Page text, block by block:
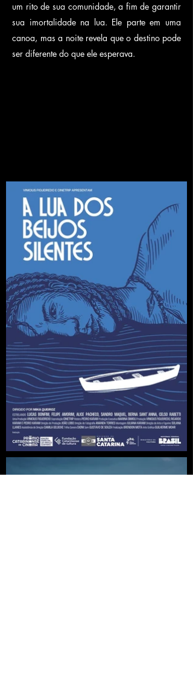
um rito de sua comunidade, a fim de garantir
sua imortalidade na lua. Ele parte em uma
canoa, mas a noite revela que o destino pode
ser diferente do que ele esperava.